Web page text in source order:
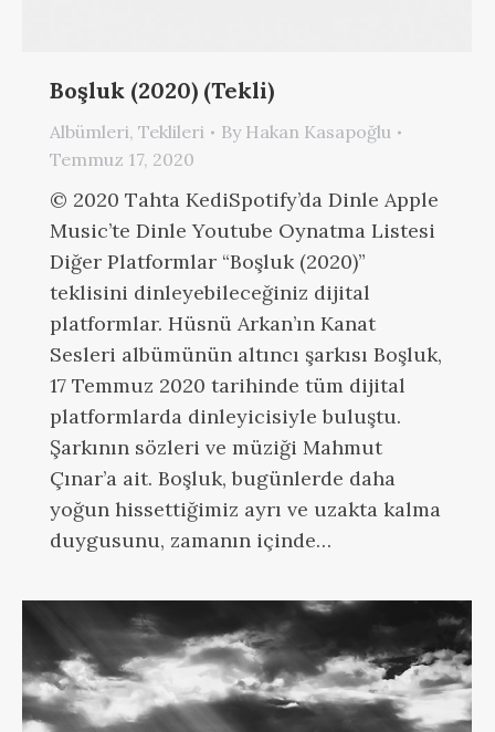
Boşluk (2020) (Tekli)
Albümleri, Teklileri By Hakan Kasapoğlu
Temmuz 17, 2020
© 2020 Tahta KediSpotify’da Dinle Apple
Music’te Dinle Youtube Oynatma Listesi
Diğer Platformlar “Boşluk (2020)”
teklisini dinleyebileceğiniz dijital
platformlar. Hüsnü Arkan’ın Kanat
Sesleri albümünün altıncı şarkısı Boşluk,
17 Temmuz 2020 tarihinde tüm dijital
platformlarda dinleyicisiyle buluştu.
Şarkının sözleri ve müziği Mahmut
Çınar’a ait. Boşluk, bugünlerde daha
yoğun hissettiğimiz ayrı ve uzakta kalma
duygusunu, zamanın içinde…